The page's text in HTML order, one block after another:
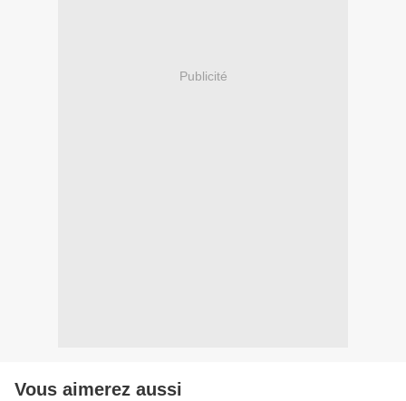
Publicité
Vous aimerez aussi